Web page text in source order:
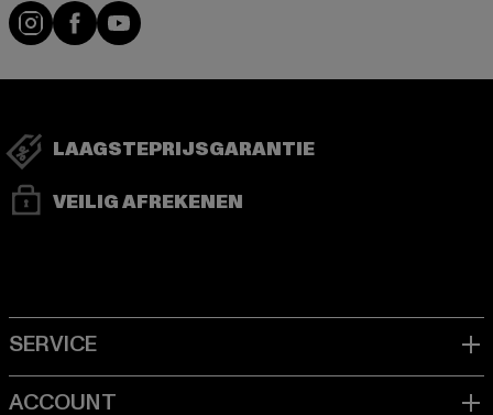
Visit our Instagram page:
Visit our Facebook page:
Visit our YouTube channel:
LAAGSTEPRIJSGARANTIE
VEILIG AFREKENEN